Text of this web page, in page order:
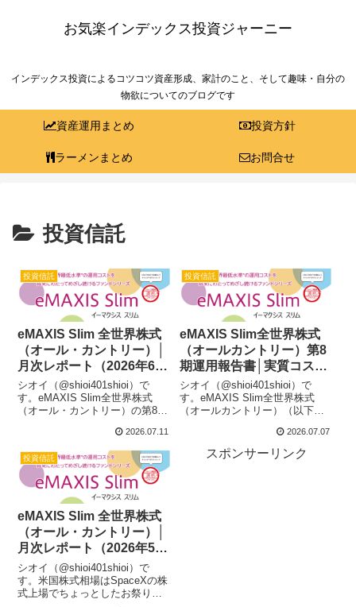
お気楽インデックス投資ジャーニー
インデックス投資によるコツコツ資産形成、家計のこと、そして趣味・自分の
物欲についてのブログです
資産運用まとめ 投資方針
ラーメンまとめ お問合せ
投資信託
投資信託
eMAXIS Slim 全世界株式
（オール・カントリー）│
月次レポート（2026年6
月）
シオイ（@shioi401shioi）で
す。eMAXIS Slim全世界株式
（オール・カントリー）の第8期
実質コストも0.085%(１万口あた
り26円）と文句のつけようのな
い内容でした。コストについて
はよかったら...
2026.07.11
投資信託
eMAXIS Slim全世界株式
（オールカントリー）第8
期運用報告書│実質コスト
は0.085%、総経費率
0.07％と問題ない内容です
シオイ（@shioi401shioi）で
す。eMAXIS Slim全世界株式
（オールカントリー）（以下、
報告書が公表されています。月
次レポートでのウォッチからベ
ンチマークとの乖離も少なく安
2026.07.07
投資信託
eMAXIS Slim 全世界株式
（オール・カントリー）│
月次レポート（2026年5
月）
シオイ（@shioi401shioi）で
す。米国株式相場はSpaceXの株
式上場でちょっとしたお祭り騒
スポンサーリンク